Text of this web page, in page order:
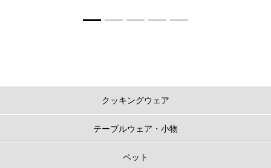
クッキングウェア
テーブルウェア・小物
ペット